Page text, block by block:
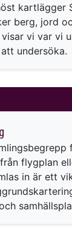
kartlägger
berg, jord
vi var vi
undersöka.
flygplan
in är ett